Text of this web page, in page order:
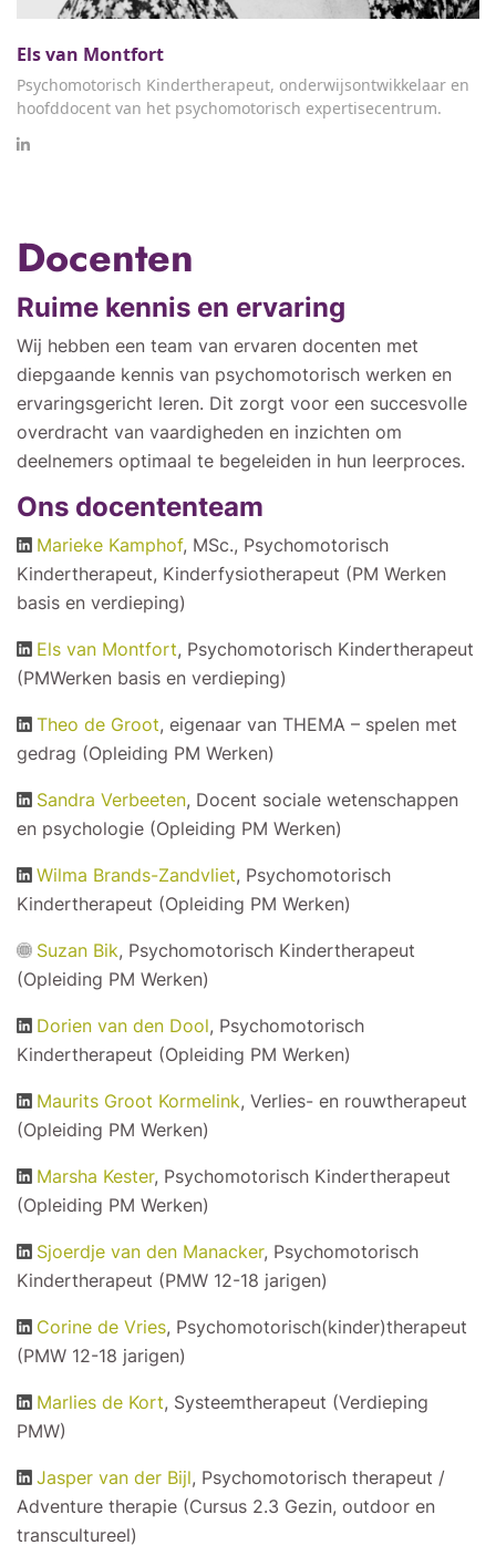
Els van Montfort
Psychomotorisch Kindertherapeut, onderwijsontwikkelaar en
hoofddocent van het psychomotorisch expertisecentrum.
Docenten
Ruime kennis en ervaring
Wij hebben een team van ervaren docenten met
diepgaande kennis van psychomotorisch werken en
ervaringsgericht leren. Dit zorgt voor een succesvolle
overdracht van vaardigheden en inzichten om
deelnemers optimaal te begeleiden in hun leerproces.
Ons docententeam
Marieke Kamphof, MSc., Psychomotorisch
Kindertherapeut, Kinderfysiotherapeut (PM Werken
basis en verdieping)
Els van Montfort, Psychomotorisch Kindertherapeut
(PMWerken basis en verdieping)
Theo de Groot, eigenaar van THEMA – spelen met
gedrag (Opleiding PM Werken)
Sandra Verbeeten, Docent sociale wetenschappen
en psychologie (Opleiding PM Werken)
Wilma Brands-Zandvliet, Psychomotorisch
Kindertherapeut (Opleiding PM Werken)
Suzan Bik, Psychomotorisch Kindertherapeut
(Opleiding PM Werken)
Dorien van den Dool, Psychomotorisch
Kindertherapeut (Opleiding PM Werken)
Maurits Groot Kormelink, Verlies- en rouwtherapeut
(Opleiding PM Werken)
Marsha Kester, Psychomotorisch Kindertherapeut
(Opleiding PM Werken)
Sjoerdje van den Manacker, Psychomotorisch
Kindertherapeut (PMW 12-18 jarigen)
Corine de Vries, Psychomotorisch(kinder)therapeut
(PMW 12-18 jarigen)
Marlies de Kort, Systeemtherapeut (Verdieping
PMW)
Jasper van der Bijl, Psychomotorisch therapeut /
Adventure therapie (Cursus 2.3 Gezin, outdoor en
transcultureel)